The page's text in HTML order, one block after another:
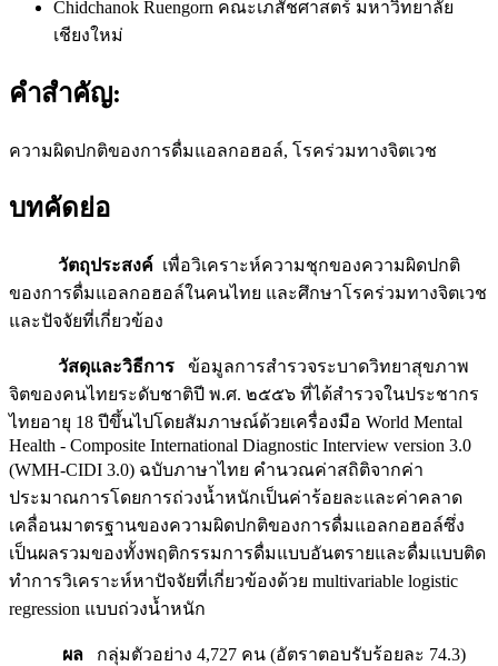
Chidchanok Ruengorn คณะเภสัชศาสตร์ มหาวิทยาลัย
เชียงใหม่
คำสำคัญ:
ความผิดปกติของการดื่มแอลกอฮอล์, โรคร่วมทางจิตเวช
บทคัดย่อ
วัตถุประสงค์ เพื่อวิเคราะห์ความชุกของความผิดปกติ
ของการดื่มแอลกอฮอล์ในคนไทย และศึกษาโรคร่วมทางจิตเวช
และปัจจัยที่เกี่ยวข้อง
วัสดุและวิธีการ
ข้อมูลการสำรวจระบาดวิทยาสุขภาพ
จิตของคนไทยระดับชาติปี พ.ศ. ๒๕๕๖ ที่ได้สำรวจในประชากร
ไทยอายุ 18 ปีขึ้นไปโดยสัมภาษณ์ด้วยเครื่องมือ World Mental
Health - Composite International Diagnostic Interview version 3.0
(WMH-CIDI 3.0) ฉบับภาษาไทย คำนวณค่าสถิติจากค่า
ประมาณการโดยการถ่วงน้ำหนักเป็นค่าร้อยละและค่าคลาด
เคลื่อนมาตรฐานของความผิดปกติของการดื่มแอลกอฮอล์ซึ่ง
เป็นผลรวมของทั้งพฤติกรรมการดื่มแบบอันตรายและดื่มแบบติด
ทำการวิเคราะห์หาปัจจัยที่เกี่ยวข้องด้วย multivariable logistic
regression แบบถ่วงน้ำหนัก
ผล
กลุ่มตัวอย่าง 4,727 คน (อัตราตอบรับร้อยละ 74.3)